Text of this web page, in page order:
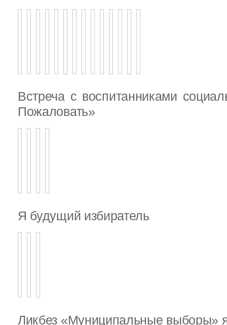
Встреча с воспитанниками
Пожаловать»
Я будущий избиратель
Ликбез «Муниципальные выборы»